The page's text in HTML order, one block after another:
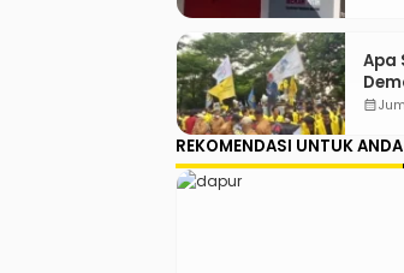
Apa
Juni
calendar_month
REKOMENDASI UNTUK ANDA